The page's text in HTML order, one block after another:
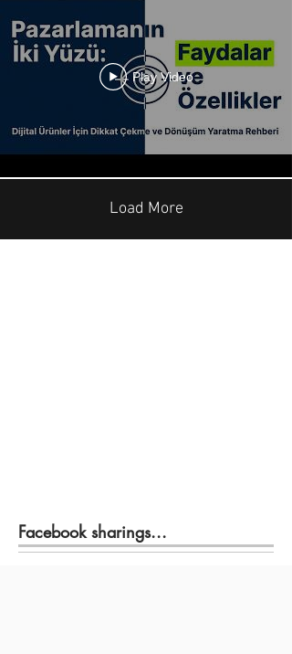
Play Video
Load More
Facebook sharings...